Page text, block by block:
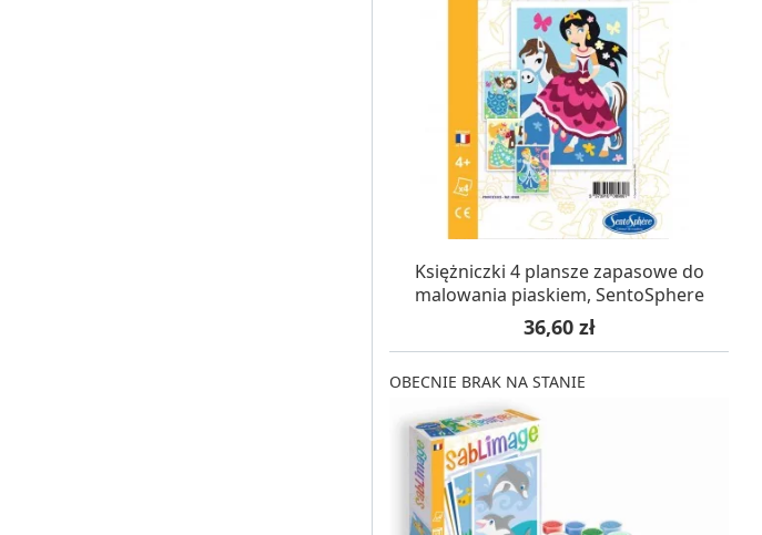
Księżniczki 4 plansze zapasowe do
malowania piaskiem, SentoSphere
Cena
36,60 zł
OBECNIE BRAK NA STANIE